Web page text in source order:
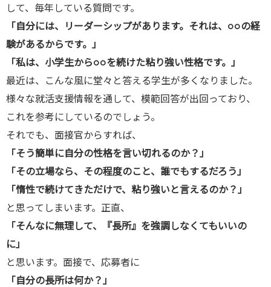
して、毎年している質問です。
「自分には、リーダーシップがあります。それは、○○の経
験があるからです。」
「私は、小学生から○○を続けた粘り強い性格です。」
最近は、こんな風に堂々と答える学生が多くなりました。
様々な就活支援情報を通して、模範回答が出回っており、
これを参考にしているのでしょう。
それでも、面接官からすれば、
「そう簡単に自分の性格を言い切れるのか？」
「その立場なら、その程度のこと、誰でもするだろう」
「惰性で続けてきただけで、粘り強いと言えるのか？」
と思ってしまいます。正直、
「そんなに無理して、『長所』を強調しなくてもいいの
に」
と思います。面接で、応募者に
「自分の長所は何か？」